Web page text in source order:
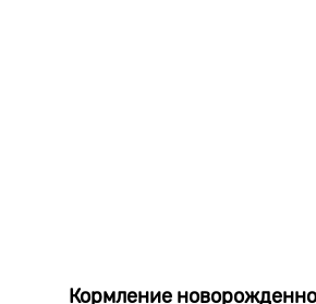
Кормление